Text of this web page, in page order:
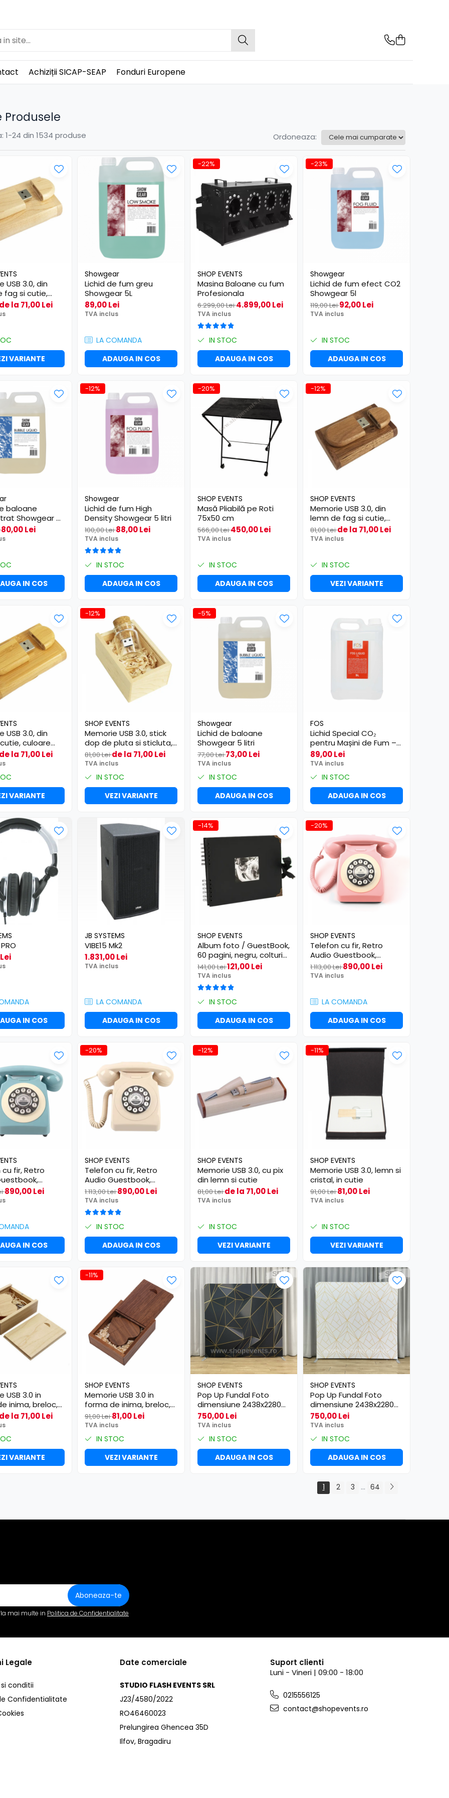
Achiziții SICAP-SEAP Fonduri Europene
Produsele
1-24 din 1534 produse Ordoneaza:
USB 3.0, din
fag si cutie,
de la 71,00 Lei
VARIANTE
Showgear
Lichid de fum greu
Showgear 5L
89,00 Lei
TVA inclus
LA COMANDA
ADAUGA IN COS
-22%
SHOP EVENTS
Masina Baloane cu fum
Profesionala
6.299,00 Lei4.899,00 Lei
TVA inclus
IN STOC
ADAUGA IN COS
-23%
Showgear
Lichid de fum efect CO2
Showgear 5l
119,00 Lei92,00 Lei
TVA inclus
IN STOC
ADAUGA IN COS
baloane
Showgear 5
80,00 Lei
IN COS
-12%
Showgear
Lichid de fum High
Density Showgear 5 litri
100,00 Lei88,00 Lei
TVA inclus
IN STOC
ADAUGA IN COS
-20%
SHOP EVENTS
Masă Pliabilă pe Roti
75x50 cm
566,00 Lei450,00 Lei
TVA inclus
IN STOC
ADAUGA IN COS
-12%
SHOP EVENTS
Memorie USB 3.0, din
lemn de fag si cutie,
culoare maro
81,00 Leide la 71,00 Lei
TVA inclus
IN STOC
VEZI VARIANTE
USB 3.0, din
culoare
de la 71,00 Lei
VARIANTE
-12%
SHOP EVENTS
Memorie USB 3.0, stick
dop de pluta si sticluta,
in cutie lemn
81,00 Leide la 71,00 Lei
TVA inclus
IN STOC
VEZI VARIANTE
-5%
Showgear
Lichid de baloane
Showgear 5 litri
77,00 Lei73,00 Lei
TVA inclus
IN STOC
ADAUGA IN COS
FOS
Lichid Special CO₂
pentru Mașini de Fum –
Fog Liquid 5L FOS
89,00 Lei
TVA inclus
IN STOC
ADAUGA IN COS
IN COS
JB SYSTEMS
VIBE15 Mk2
1.831,00 Lei
TVA inclus
LA COMANDA
ADAUGA IN COS
-14%
SHOP EVENTS
Album foto / GuestBook,
60 pagini, negru, colturi
metalice, Ideal pentru
nunta, botez, majorat,
aniversare, 21.5 x 29 cm
141,00 Lei121,00 Lei
TVA inclus
IN STOC
ADAUGA IN COS
-20%
SHOP EVENTS
Telefon cu fir, Retro
Audio Guestbook,
inregistrare voce, 8gb
card SD, roz
1.113,00 Lei890,00 Lei
TVA inclus
LA COMANDA
ADAUGA IN COS
fir, Retro
voce, 8gb
albastru
890,00 Lei
IN COS
-20%
SHOP EVENTS
Telefon cu fir, Retro
Audio Guestbook,
inregistrare voce, 8gb
card SD, crem
1.113,00 Lei890,00 Lei
TVA inclus
IN STOC
ADAUGA IN COS
-12%
SHOP EVENTS
Memorie USB 3.0, cu pix
din lemn si cutie
81,00 Leide la 71,00 Lei
TVA inclus
IN STOC
VEZI VARIANTE
-11%
SHOP EVENTS
Memorie USB 3.0, lemn si
cristal, in cutie
91,00 Lei81,00 Lei
TVA inclus
IN STOC
VEZI VARIANTE
USB 3.0 in
inima, breloc,
si cutie
de la 71,00 Lei
VARIANTE
-11%
SHOP EVENTS
Memorie USB 3.0 in
forma de inima, breloc,
din lemn si cutie maro
91,00 Lei81,00 Lei
TVA inclus
IN STOC
VEZI VARIANTE
SHOP EVENTS
Pop Up Fundal Foto
dimensiune 2438x2280
mm
750,00 Lei
TVA inclus
IN STOC
ADAUGA IN COS
SHOP EVENTS
Pop Up Fundal Foto
dimensiune 2438x2280
mm
750,00 Lei
TVA inclus
IN STOC
ADAUGA IN COS
1 2 3 ... 64
mai multe in Politica de Confidentialitate
Legale
conditii
Confidentialitate
Date comerciale
STUDIO FLASH EVENTS SRL
J23/4580/2022
RO46460023
Prelungirea Ghencea 35D
Ilfov, Bragadiru
Suport clienti
Luni - Vineri | 09:00 - 18:00
0215556125
contact@shopevents.ro